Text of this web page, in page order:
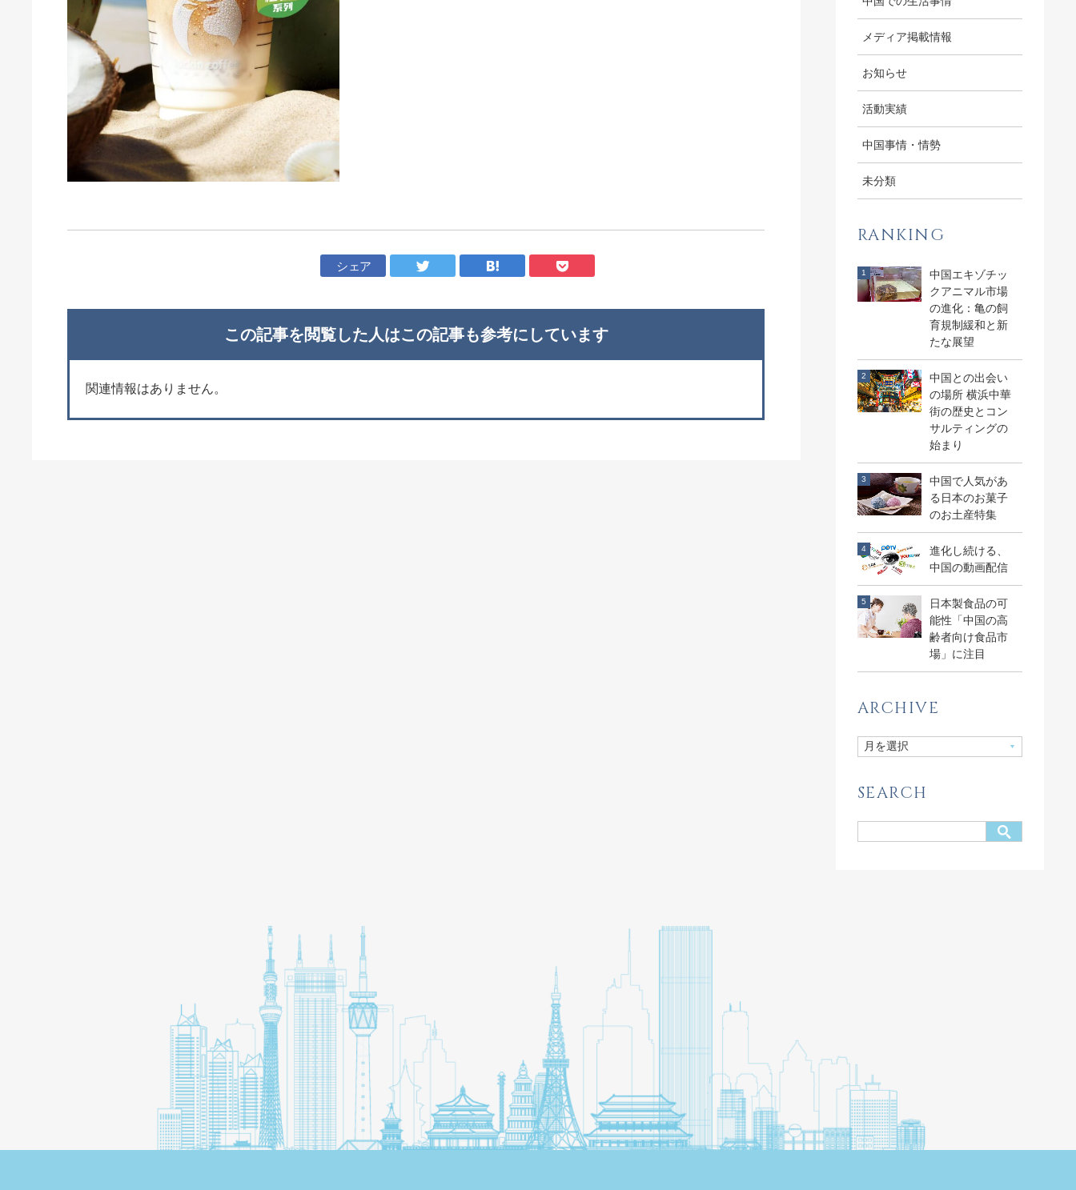
シェア
この記事を閲覧した人はこの記事も参考にしています
関連情報はありません。
メディア掲載情報
お知らせ
活動実績
中国事情・情勢
未分類
RANKING
中国エキゾチッ
クアニマル市場
の進化：亀の飼
育規制緩和と新
たな展望
中国との出会い
の場所 横浜中華
街の歴史とコン
サルティングの
始まり
中国で人気があ
る日本のお菓子
のお土産特集
進化し続ける、
中国の動画配信
日本製食品の可
能性「中国の高
齢者向け食品市
場」に注目
ARCHIVE
SEARCH